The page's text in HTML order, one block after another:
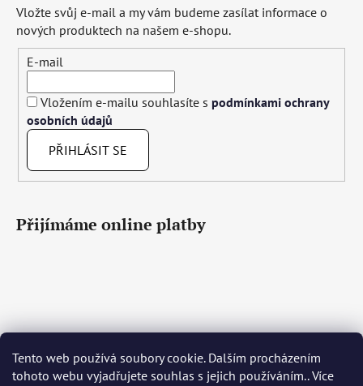
Tento web používá soubory cookie. Dalším procházením
tohoto webu vyjadřujete souhlas s jejich používáním.. Více
Vložte svůj e-mail a my vám budeme zasílat informace o
nových produktech na našem e-shopu.
E-mail
Vložením e-mailu souhlasíte s podmínkami ochrany
osobních údajů
PŘIHLÁSIT SE
Přijímáme online platby
Čeština Slovenčina English Deutsch Magyar
Język polski Română Italiano Español Français